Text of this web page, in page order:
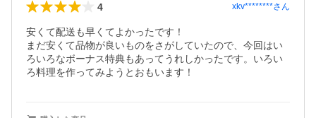
4 xkv********さん
安くて配送も早くてよかったです！
まだ安くて品物が良いものをさがしていたので、今回はい
ろいろなボーナス特典もあってうれしかったです。いろい
ろ料理を作ってみようとおもいます！